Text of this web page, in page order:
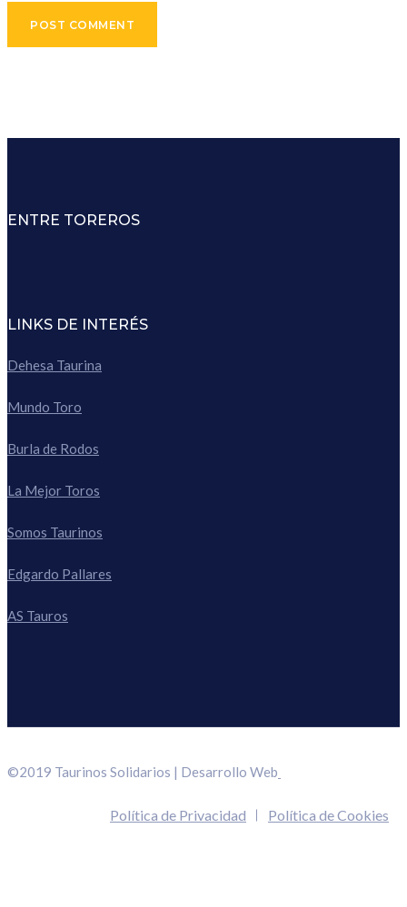
ENTRE TOREROS
LINKS DE INTERÉS
Dehesa Taurina
Mundo Toro
Burla de Rodos
La Mejor Toros
Somos Taurinos
Edgardo Pallares
AS Tauros
©2019 Taurinos Solidarios | Desarrollo Web
Política de Privacidad Política de Cookies